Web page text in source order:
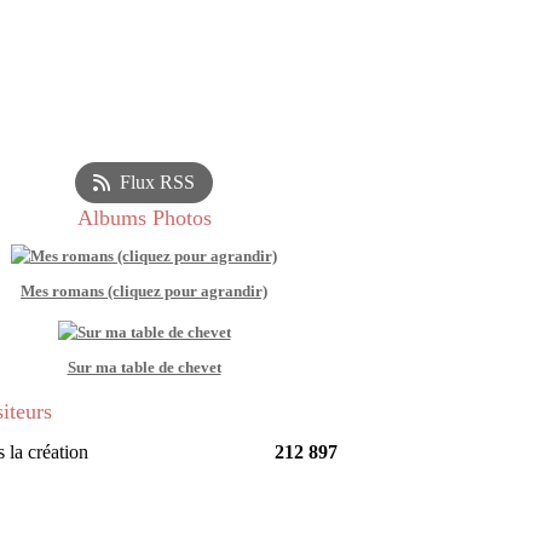
Flux RSS
Albums Photos
Mes romans (cliquez pour agrandir)
Sur ma table de chevet
la création 212 897